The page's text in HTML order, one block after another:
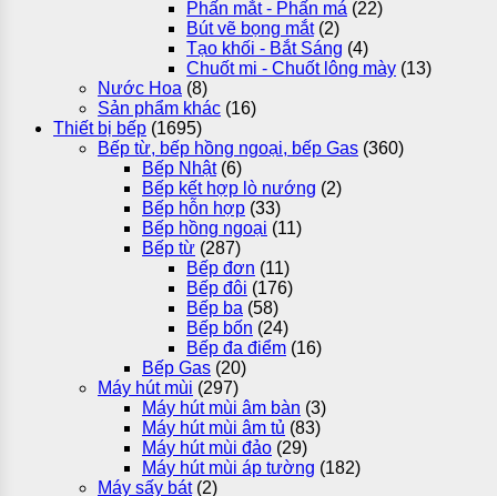
Phấn mắt - Phấn má (22)
Bút vẽ bọng mắt (2)
Tạo khối - Bắt Sáng (4)
Chuốt mi - Chuốt lông mày (13)
Nước Hoa (8)
Sản phẩm khác (16)
Thiết bị bếp (1695)
Bếp từ, bếp hồng ngoại, bếp Gas (360)
Bếp Nhật (6)
Bếp kết hợp lò nướng (2)
Bếp hỗn hợp (33)
Bếp hồng ngoại (11)
Bếp từ (287)
Bếp đơn (11)
Bếp đôi (176)
Bếp ba (58)
Bếp bốn (24)
Bếp đa điểm (16)
Bếp Gas (20)
Máy hút mùi (297)
Máy hút mùi âm bàn (3)
Máy hút mùi âm tủ (83)
Máy hút mùi đảo (29)
Máy hút mùi áp tường (182)
Máy sấy bát (2)